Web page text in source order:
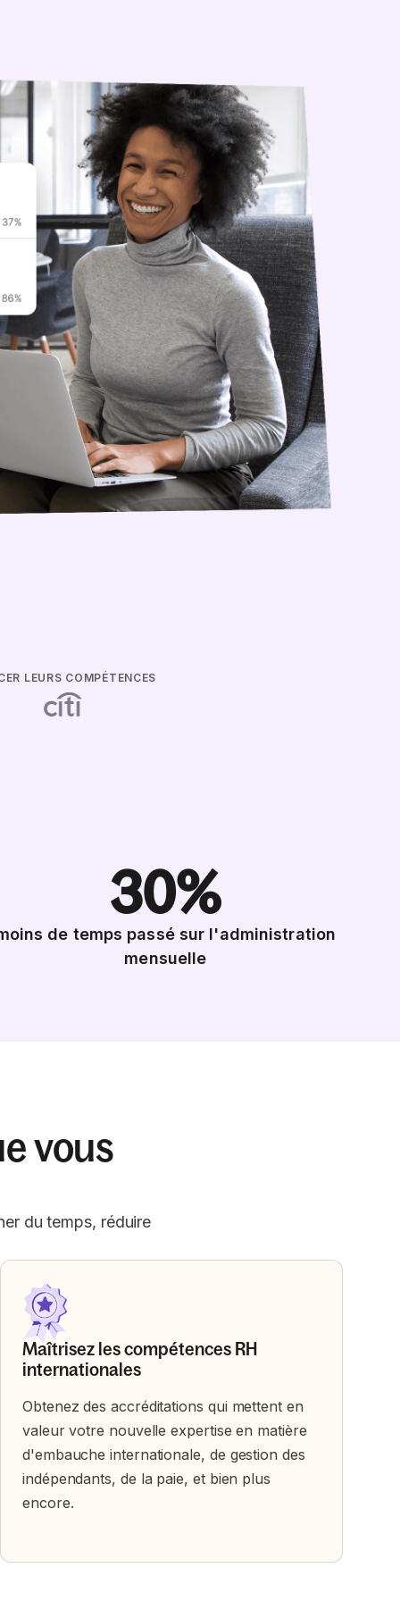
LEURS COMPÉTENCES
30%
de temps passé sur l'administration
mensuelle
vous
du temps, réduire
Maîtrisez les compétences RH
internationales
Obtenez des accréditations qui mettent en
valeur votre nouvelle expertise en matière
d'embauche internationale, de gestion des
indépendants, de la paie, et bien plus
encore.